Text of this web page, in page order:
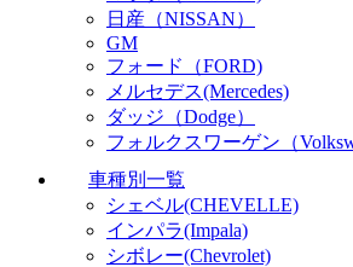
日産（NISSAN）
GM
フォード（FORD)
メルセデス(Mercedes)
ダッジ（Dodge）
フォルクスワーゲン（
車種別一覧
シェベル(CHEVELLE)
インパラ(Impala)
シボレー(Chevrolet)